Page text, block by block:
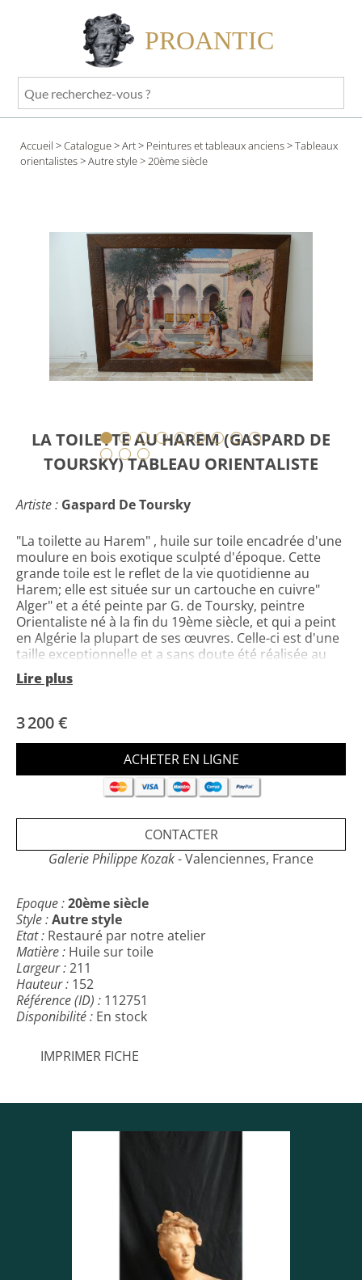
PROANTIC
Que
recherchez-
?
Accueil >Catalogue>Art> Peintures et tableaux anciens>Tableaux
orientalistes>Autre style> 20ème siècle
LA TOILETTE AU HAREM (GASPARD DE
TOURSKY) TABLEAU ORIENTALISTE
Artiste : Gaspard De Toursky
"La toilette au Harem" , huile sur toile encadrée d'une
moulure en bois exotique sculpté d'époque. Cette
grande toile est le reflet de la vie quotidienne au
Harem; elle est située sur un cartouche en cuivre"
Alger" et a été peinte par G. de Toursky, peintre
Orientaliste né à la fin du 19ème siècle, et qui a peint
en Algérie la plupart de ses œuvres. Celle-ci est d'une
taille exceptionnelle et a sans doute été réalisée au
tout début du 20ème siècle. dimensions avec cadre:
152 cm haut x 211 cm large. ( plus grand format
cette toile possède son cadre en bois exotique
cette toile , dans son état d'origine, ainsi que son
cadre sculpté en bois éxotique, sont entièrement
restaurés: allègement du vernis et nettoyage complet
de la toile, pose d'un vernis protecteur en 2 couches
satinées invisibles.
Lire plus
3 200 €
CONTACTER
Galerie Philippe Kozak- Valenciennes, France
Epoque :20ème siècle
Style :Autre style
Etat : Restauré par notre atelier
Matière : Huile sur toile
Largeur :211
Hauteur : 152
Référence (ID) : 112751
Disponibilité : En stock
IMPRIMER FICHE